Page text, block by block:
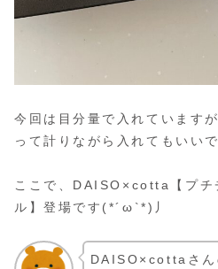
今回は目分量で入れています
って計りながら入れてもいいで
ここで、DAISO×cotta【プチ
ル】登場です(*´ω`*)丿
DAISO×cottaさん